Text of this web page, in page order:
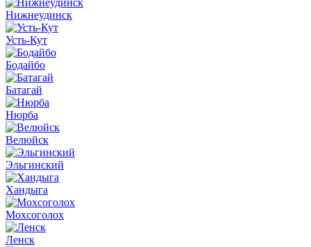
Нижнеудинск
Усть-Кут
Бодайбо
Батагай
Нюрба
Велюйск
Эльгинский
Хандыга
Мохсоголох
Ленск